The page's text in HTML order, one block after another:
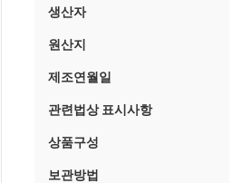
생산자
원산지
제조연월일
관련법상 표시사항
상품구성
보관방법